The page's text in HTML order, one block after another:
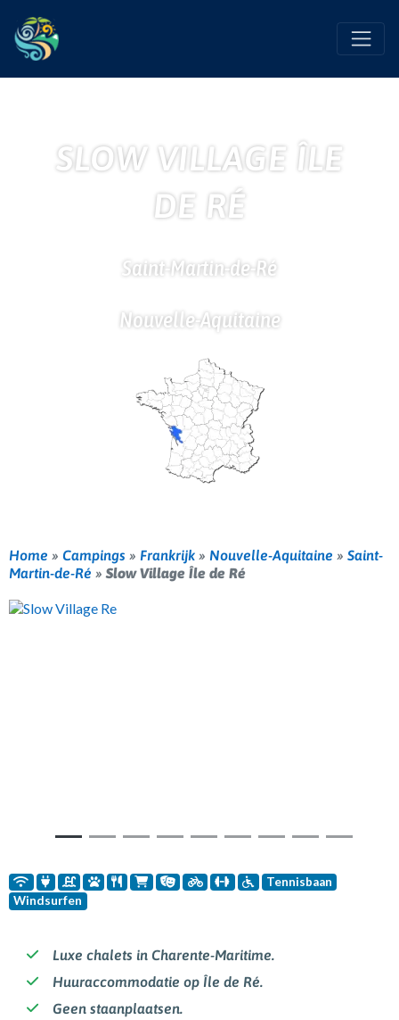
SLOW VILLAGE ÎLE
DE RÉ
Saint-Martin-de-Ré
Nouvelle-Aquitaine
Home » Campings » Frankrijk » Nouvelle-Aquitaine » Saint-
Martin-de-Ré »Slow Village Île de Ré
Tennisbaan
Windsurfen
Luxe chalets in Charente-Maritime.
Huuraccommodatie op Île de Ré.
Geen staanplaatsen.